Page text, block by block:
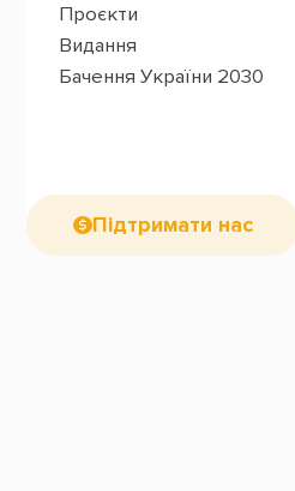
Проєкти
Видання
Бачення України 2030
Підтримати нас